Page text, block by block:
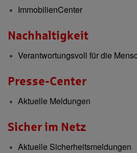
ImmobilienCenter
Nachhaltigkeit
Verantwortungsvoll für die
Presse-Center
Aktuelle Meldungen
Sicher im Netz
Aktuelle Sicherheitsmeldungen